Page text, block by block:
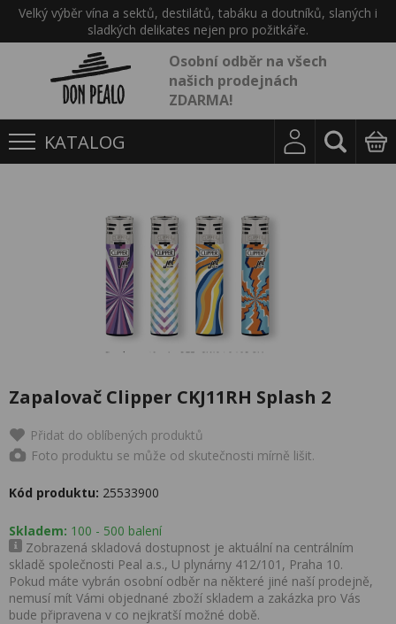
Velký výběr vína a sektů, destilátů, tabáku a doutníků, slaných i
sladkých delikates nejen pro požitkáře.
Osobní odběr na všech
našich prodejnách
ZDARMA!
KATALOG
Zapalovač Clipper CKJ11RH Splash 2
Přidat do oblíbených produktů
Foto produktu se může od skutečnosti mírně lišit.
Kód produktu: 25533900
Skladem: 100 - 500 balení
Zobrazená skladová dostupnost je aktuální na centrálním
skladě společnosti Peal a.s., U plynárny 412/101, Praha 10.
Pokud máte vybrán osobní odběr na některé jiné naší prodejně,
nemusí mít Vámi objednané zboží skladem a zakázka pro Vás
bude připravena v co nejkratší možné době.